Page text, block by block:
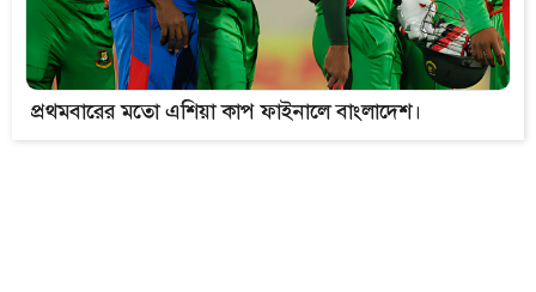
প্রথমবারের মতো এশিয়া কাপ ফাইনালে বাংলাদেশ।